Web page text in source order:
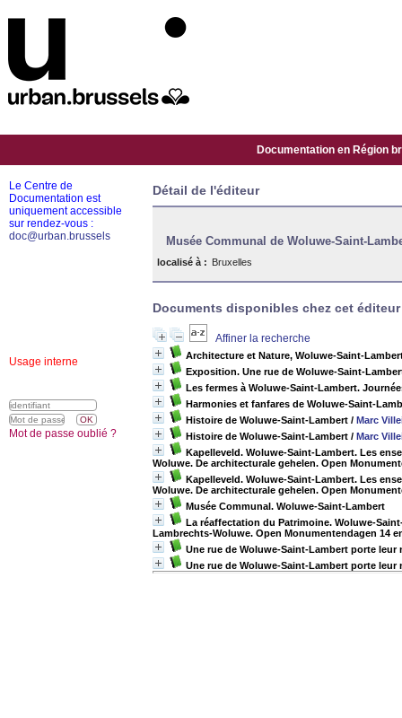
Documentation en Région
Détail de l'éditeur
Musée Communal de Woluwe-Saint-
localisé à : Bruxelles
Documents disponibles chez cet éditeur
Affiner la recherche
Architecture et Nature, Woluwe-Saint-
Exposition. Une rue de Woluwe-Saint-
Les fermes à Woluwe-Saint-Lambert.
Harmonies et fanfares de Woluwe-Saint-
Histoire de Woluwe-Saint-Lambert / Marc
Histoire de Woluwe-Saint-Lambert / Marc
Kapelleveld. Woluwe-Saint-Lambert. Les
Woluwe. De architecturale gehelen. Open
Kapelleveld. Woluwe-Saint-Lambert. Les
Woluwe. De architecturale gehelen. Open
Musée Communal. Woluwe-Saint-Lambert
La réaffectation du Patrimoine. Woluwe-
Lambrechts-Woluwe. Open Monumentendagen 14
Une rue de Woluwe-Saint-Lambert porte leur
Une rue de Woluwe-Saint-Lambert porte leur
Le Centre de
Documentation est
uniquement accessible
sur rendez-vous :
doc@urban.brussels
Usage interne
Mot de passe oublié ?